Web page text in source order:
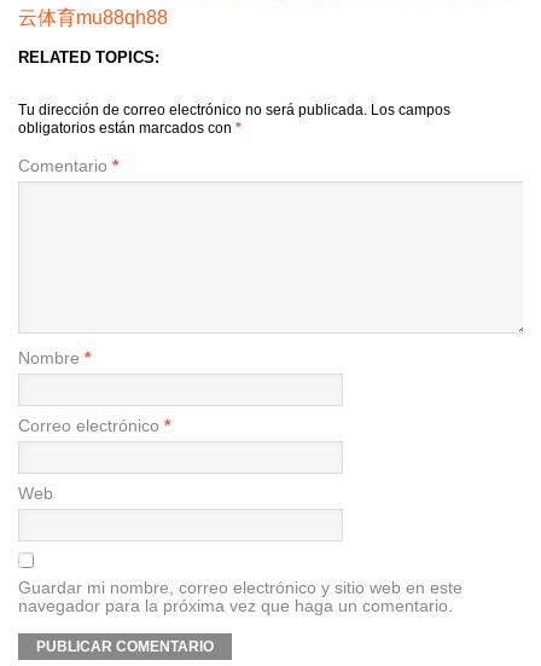
云体育mu88qh88
RELATED TOPICS:
Tu dirección de correo electrónico no será publicada. Los campos
obligatorios están marcados con *
Comentario *
Nombre *
Correo electrónico *
Web
Guardar mi nombre, correo electrónico y sitio web en este
navegador para la próxima vez que haga un comentario.